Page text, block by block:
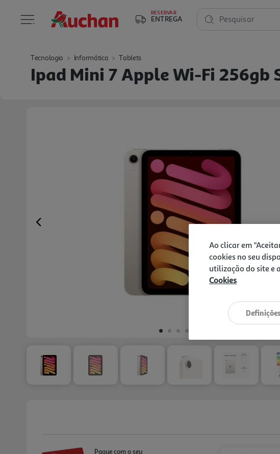
RESERVAR
ENTREGA Pesquisar
Tecnologia Informática Tablets
Ipad Mini 7 Apple Wi-Fi 256gb
Previous
Pague com o seu
Ao clicar em
cookies no seu
utilização do site e
Cookies